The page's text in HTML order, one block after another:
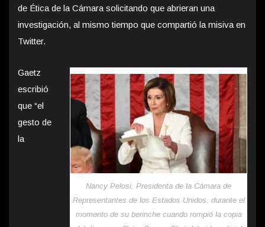
de Ética de la Cámara solicitando que abrieran una
investigación, al mismo tiempo que compartió la misiva en
Twitter.
Nancy Pelosi, Presidenta de la Cámara de
Representantes de los Estados Unidos, durante el
momento de su berinche cuando rompió la copia
Gaetz
escribió
que “el
gesto de
la